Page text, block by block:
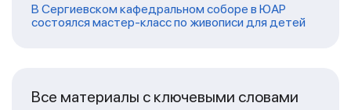
В Сергиевском кафедральном соборе в ЮАР
состоялся мастер-класс по живописи для детей
Все материалы с ключевыми словами